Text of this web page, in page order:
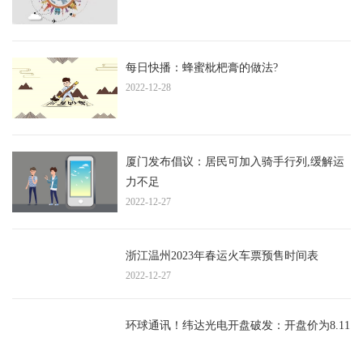
每日快播：蜂蜜枇杷膏的做法?
2022-12-28
厦门发布倡议：居民可加入骑手行列,缓解运
力不足
2022-12-27
浙江温州2023年春运火车票预售时间表
2022-12-27
环球通讯！纬达光电开盘破发：开盘价为8.11